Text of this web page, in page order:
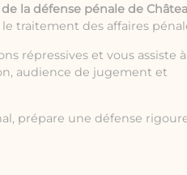
de la défense pénale de
traitement des affaires
répressives et vous assiste
audience de jugement et
prépare une défense